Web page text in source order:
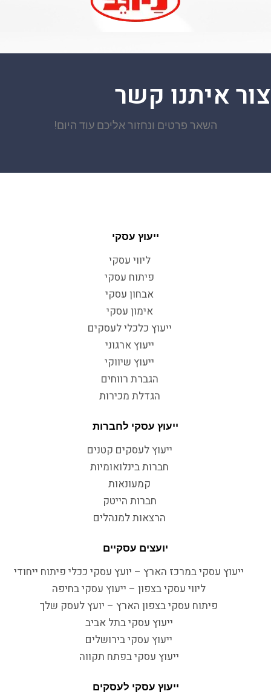
צור איתנו קשר
השאר פרטים ונחזור אליכם עוד היום!
ייעוץ עסקי
ליווי עסקי
פיתוח עסקי
אבחון עסקי
אימון עסקי
ייעוץ כלכלי לעסקים
ייעוץ ארגוני
ייעוץ שיווקי
הגברת רווחים
הגדלת מכירות
ייעוץ עסקי לחברות
ייעוץ לעסקים קטנים
חברות בינלואומיות
קמעונאות
חברות הייטק
הרצאות למנהלים
יועצים עסקיים
ייעוץ עסקי במרכז הארץ – יועץ עסקי ככלי פיתוח ייחודי
ליווי עסקי בצפון – ייעוץ עסקי בחיפה
פיתוח עסקי בצפון הארץ – יועץ לעסק שלך
ייעוץ עסקי בתל אביב
ייעוץ עסקי בירושלים
ייעוץ עסקי בפתח תקווה
ייעוץ עסקי לעסקים